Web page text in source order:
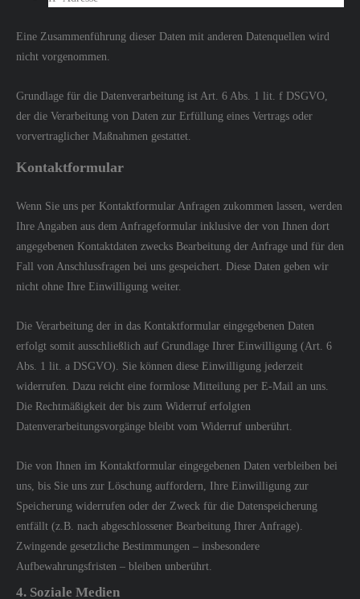
Eine Zusammenführung dieser Daten mit anderen Datenquellen wird
nicht vorgenommen.
Grundlage für die Datenverarbeitung ist Art. 6 Abs. 1 lit. f DSGVO,
der die Verarbeitung von Daten zur Erfüllung eines Vertrags oder
vorvertraglicher Maßnahmen gestattet.
Kontaktformular
Wenn Sie uns per Kontaktformular Anfragen zukommen lassen, werden
Ihre Angaben aus dem Anfrageformular inklusive der von Ihnen dort
angegebenen Kontaktdaten zwecks Bearbeitung der Anfrage und für den
Fall von Anschlussfragen bei uns gespeichert. Diese Daten geben wir
nicht ohne Ihre Einwilligung weiter.
Die Verarbeitung der in das Kontaktformular eingegebenen Daten
erfolgt somit ausschließlich auf Grundlage Ihrer Einwilligung (Art. 6
Abs. 1 lit. a DSGVO). Sie können diese Einwilligung jederzeit
widerrufen. Dazu reicht eine formlose Mitteilung per E-Mail an uns.
Die Rechtmäßigkeit der bis zum Widerruf erfolgten
Datenverarbeitungsvorgänge bleibt vom Widerruf unberührt.
Die von Ihnen im Kontaktformular eingegebenen Daten verbleiben bei
uns, bis Sie uns zur Löschung auffordern, Ihre Einwilligung zur
Speicherung widerrufen oder der Zweck für die Datenspeicherung
entfällt (z.B. nach abgeschlossener Bearbeitung Ihrer Anfrage).
Zwingende gesetzliche Bestimmungen – insbesondere
Aufbewahrungsfristen – bleiben unberührt.
4. Soziale Medien